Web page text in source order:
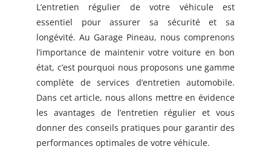
L’entretien régulier de votre véhicule est
essentiel pour assurer sa sécurité et sa
longévité. Au Garage Pineau, nous comprenons
l’importance de maintenir votre voiture en bon
état, c’est pourquoi nous proposons une gamme
complète de services d’entretien automobile.
Dans cet article, nous allons mettre en évidence
les avantages de l’entretien régulier et vous
donner des conseils pratiques pour garantir des
performances optimales de votre véhicule.